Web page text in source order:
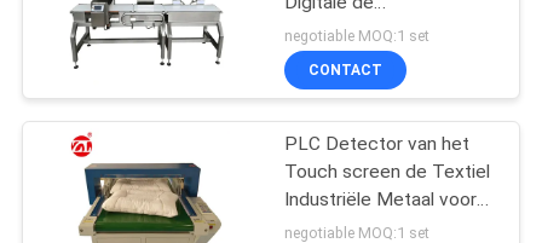
Detectorgewichtscontroleur
van het Voedselmetaal
negotiable MOQ:1 set
CONTACT
PLC Detector van het
Touch screen de Textiel
Industriële Metaal voor
Schoenen, Hoofdkussen
negotiable MOQ:1 set